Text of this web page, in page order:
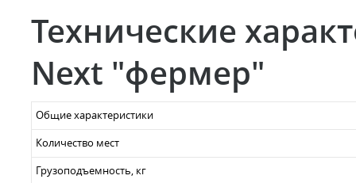
Технические
Next "фермер"
Общие характеристики
Количество мест
Грузоподъемность, кг